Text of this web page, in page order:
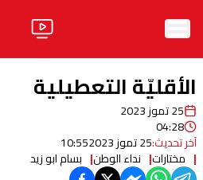
الرئيسية
الأخبار
آراء
الأقليّة التعطيلية
25 تموز 2023
04:28
آخر تحديث:25 تموز 2023 10:55
مختارات نداء الوطن بسام ابو زيد